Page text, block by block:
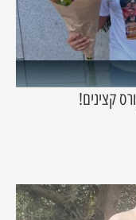
קצינים!